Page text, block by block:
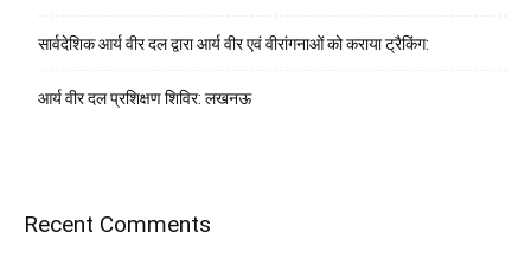
सार्वदेशिक आर्य वीर दल द्वारा आर्य वीर एवं वीरांगनाओं को कराया ट्रैकिंग:
आर्य वीर दल प्रशिक्षण शिविर: लखनऊ
Recent Comments